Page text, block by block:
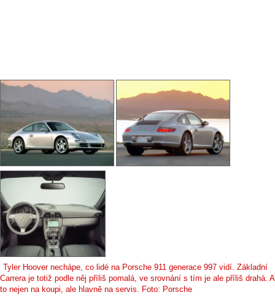
Tyler Hoover nechápe, co lidé na Porsche 911 generace 997 vidí. Základní
Carrera je totiž podle něj příliš pomalá, ve srovnání s tím je ale příliš drahá. A
to nejen na koupi, ale hlavně na servis. Foto: Porsche